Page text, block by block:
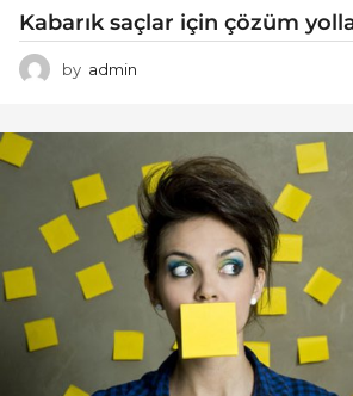
Kabarık saçlar için çözüm
by admin